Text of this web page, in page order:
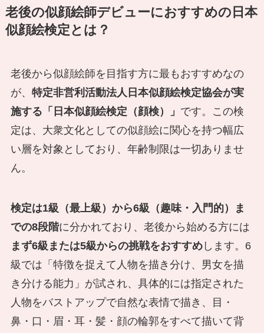
老後の似顔絵師デビューにおすすめの日本
似顔絵検定とは？
老後から似顔絵師を目指す方に最もおすすめなの
が、 特定非営利活動法人日本似顔絵検定協会が実
施する「日本似顔絵検定（顔検）」 です。この検
定は、大衆文化としての似顔絵に関心を持つ幅広
い層を対象としており、年齢制限は一切ありませ
ん。
検定は1級（最上級）から6級（趣味・入門的）ま
での8段階に分かれており、老後から始める方には
まず6級または5級からの挑戦をおすすめします。6
級では「特徴を捉えて人物を描き分け、男女を描
き分ける能力」が試され、具体的には指定された
人物をバストアップで自然な表情で描き、目・
鼻・口・眉・耳・髪・顔の輪郭をすべて描いて背